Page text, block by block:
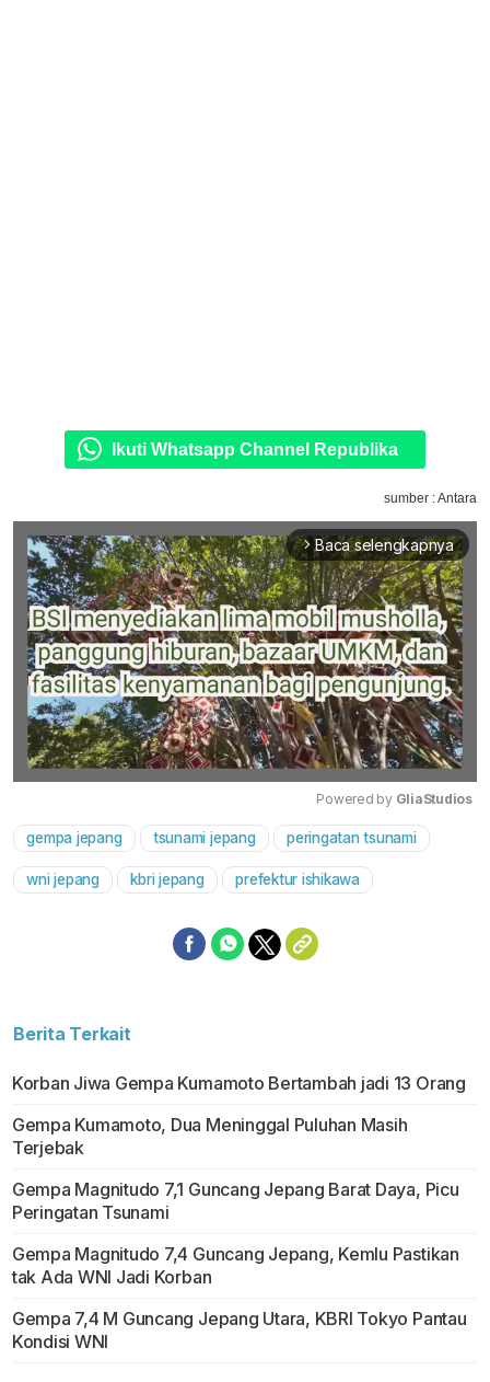
Ikuti Whatsapp Channel Republika
sumber : Antara
arrow_forward_ios Baca selengkapnya
Mute
Powered by GliaStudios
gempa jepang tsunami jepang peringatan tsunami
wni jepang kbri jepang prefektur ishikawa
Berita Terkait
Korban Jiwa Gempa Kumamoto Bertambah jadi 13 Orang
Gempa Kumamoto, Dua Meninggal Puluhan Masih
Terjebak
Gempa Magnitudo 7,1 Guncang Jepang Barat Daya, Picu
Peringatan Tsunami
Gempa Magnitudo 7,4 Guncang Jepang, Kemlu Pastikan
tak Ada WNI Jadi Korban
Gempa 7,4 M Guncang Jepang Utara, KBRI Tokyo Pantau
Kondisi WNI